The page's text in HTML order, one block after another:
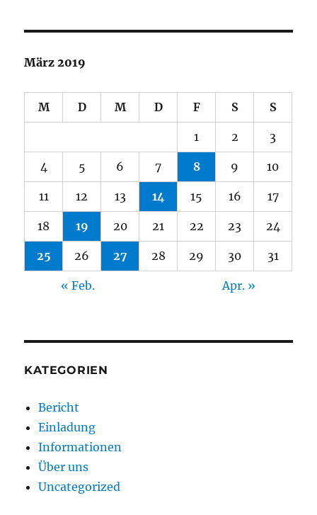
März 2019
M D M D F S S
1 2 3
4 5 6 7 8 9 10
11 12 13 14 15 16 17
18 19 20 21 22 23 24
25 26 27 28 29 30 31
« Feb. Apr. »
KATEGORIEN
Bericht
Einladung
Informationen
Über uns
Uncategorized